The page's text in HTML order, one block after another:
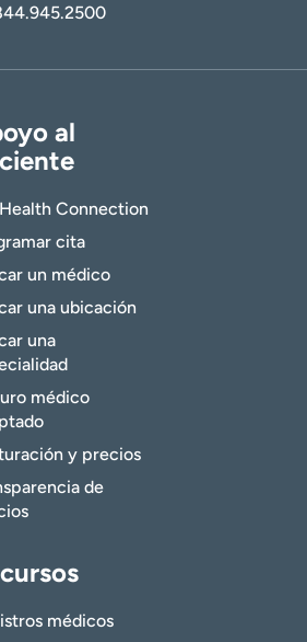
al
Connection
cita
un médico
una ubicación
una
médico
y precios
de
médicos